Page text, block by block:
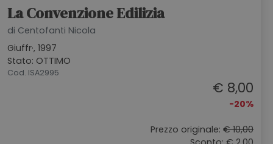
La Convenzione Edilizia
di Centofanti Nicola
Giuffr·, 1997
Stato: OTTIMO
Cod. ISA2995
€ 8,00
-20%
Prezzo originale: € 10,00